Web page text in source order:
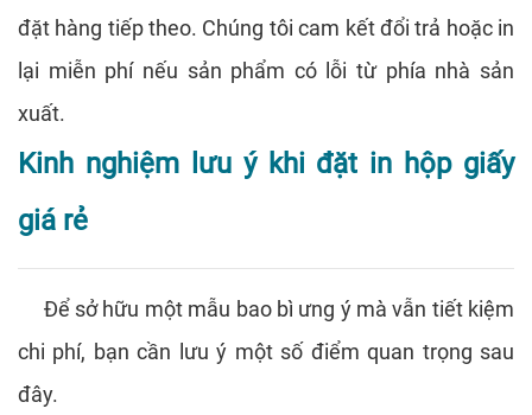
đặt hàng tiếp theo. Chúng tôi cam kết đổi trả hoặc in
lại miễn phí nếu sản phẩm có lỗi từ phía nhà sản
xuất.
Kinh nghiệm lưu ý khi đặt in hộp giấy
giá rẻ
Để sở hữu một mẫu bao bì ưng ý mà vẫn tiết kiệm
chi phí, bạn cần lưu ý một số điểm quan trọng sau
đây.